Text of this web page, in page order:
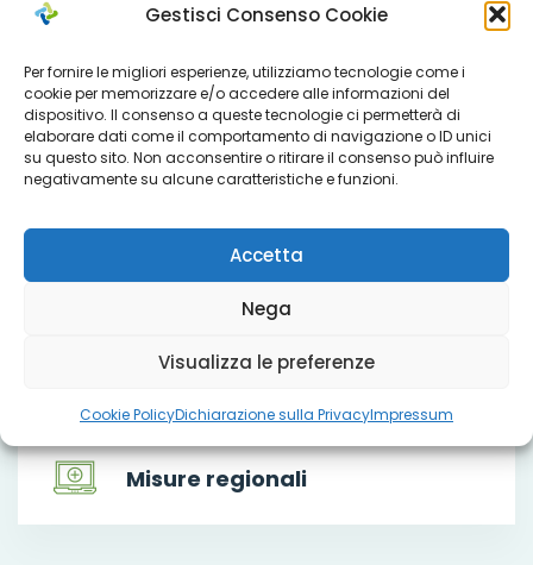
Gestisci Consenso Cookie
Per fornire le migliori esperienze, utilizziamo tecnologie come i
cookie per memorizzare e/o accedere alle informazioni del
dispositivo. Il consenso a queste tecnologie ci permetterà di
elaborare dati come il comportamento di navigazione o ID unici
su questo sito. Non acconsentire o ritirare il consenso può influire
negativamente su alcune caratteristiche e funzioni.
Accetta
Nega
Visualizza le preferenze
Cookie PolicyDichiarazione sulla PrivacyImpressum
Che cosa facciamo
Misure regionali